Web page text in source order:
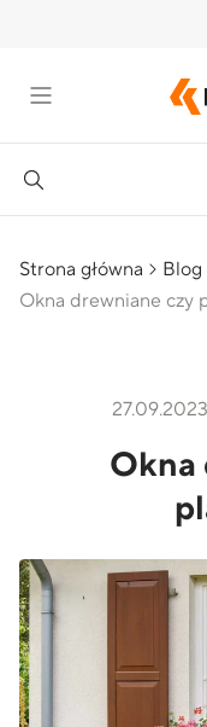
Strona główna Blog
Okna drewniane czy
27.09.2023
Okna